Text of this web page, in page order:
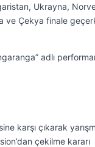
Ukrayna,
ve Çekya finale
adlı
karşı çıkarak
çekilme kararı